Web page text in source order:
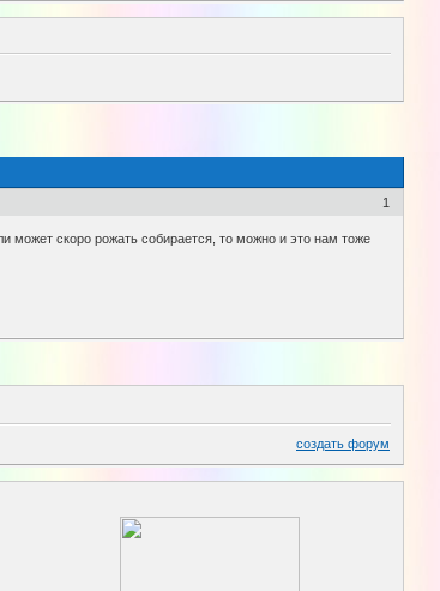
1
может скоро рожать собирается, то можно и это нам тоже
создать форум